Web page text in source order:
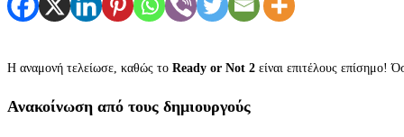
Η αναμονή τελείωσε, καθώς το Ready or Not 2 είναι επιτέλους επίσημο!
Ανακοίνωση από τους δημιουργούς